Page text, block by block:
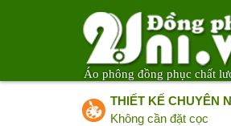
Áo phông đồng phục chất
THIẾT KẾ CHUYÊN
Không cần đặt cọc